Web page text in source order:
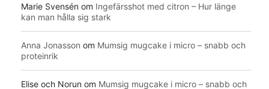
Marie Svensén om Ingefärsshot med citron – Hur länge
kan man hålla sig stark
Anna Jonasson om Mumsig mugcake i micro – snabb och
proteinrik
Elise och Norun om Mumsig mugcake i micro – snabb och